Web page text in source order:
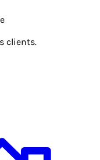
clients.